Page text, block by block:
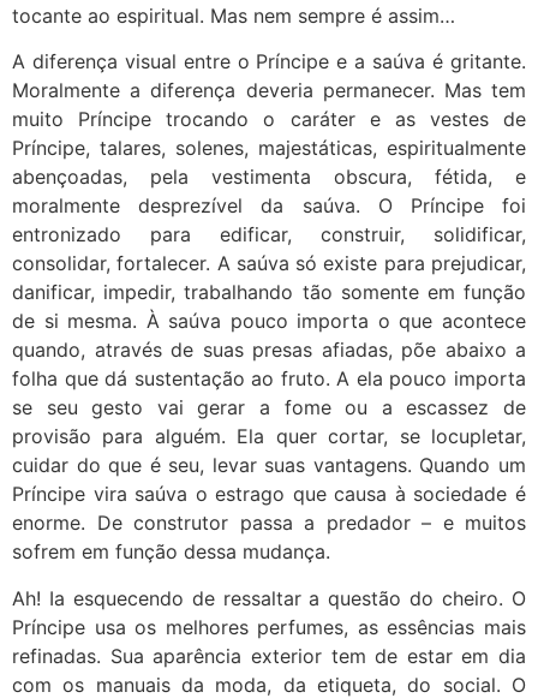
tocante ao espiritual. Mas nem sempre é assim…
A diferença visual entre o Príncipe e a saúva é gritante.
Moralmente a diferença deveria permanecer. Mas tem
muito Príncipe trocando o caráter e as vestes de
Príncipe, talares, solenes, majestáticas, espiritualmente
abençoadas, pela vestimenta obscura, fétida, e
moralmente desprezível da saúva. O Príncipe foi
entronizado para edificar, construir, solidificar,
consolidar, fortalecer. A saúva só existe para prejudicar,
danificar, impedir, trabalhando tão somente em função
de si mesma. À saúva pouco importa o que acontece
quando, através de suas presas afiadas, põe abaixo a
folha que dá sustentação ao fruto. A ela pouco importa
se seu gesto vai gerar a fome ou a escassez de
provisão para alguém. Ela quer cortar, se locupletar,
cuidar do que é seu, levar suas vantagens. Quando um
Príncipe vira saúva o estrago que causa à sociedade é
enorme. De construtor passa a predador – e muitos
sofrem em função dessa mudança.
Ah! Ia esquecendo de ressaltar a questão do cheiro. O
Príncipe usa os melhores perfumes, as essências mais
refinadas. Sua aparência exterior tem de estar em dia
com os manuais da moda, da etiqueta, do social. O